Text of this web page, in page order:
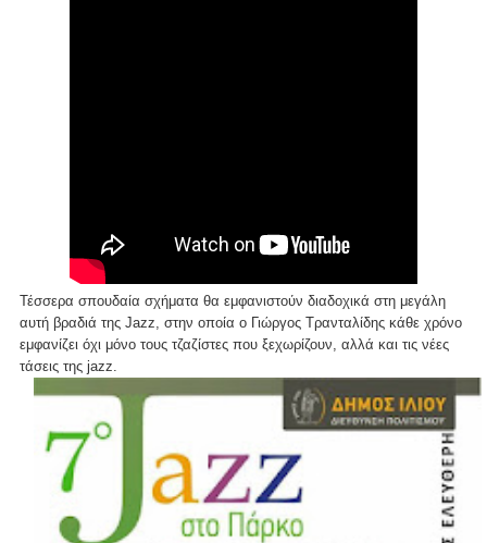
Τέσσερα σπουδαία σχήματα θα εμφανιστούν διαδοχικά στη μεγάλη
αυτή βραδιά της Jazz, στην οποία ο Γιώργος Τρανταλίδης κάθε χρόνο
εμφανίζει όχι μόνο τους τζαζίστες που ξεχωρίζουν, αλλά και τις νέες
τάσεις της jazz.